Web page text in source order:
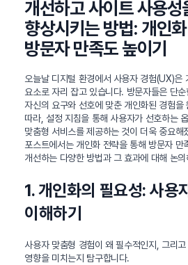
개선하고 사이트 사용성
향상시키는 방법: 개인
방문자 만족도 높이기
오늘날 디지털 환경에서 사용자 경험(UX)은
요소로 자리 잡고 있습니다. 방문자들은 단순
자신의 요구와 선호에 맞춘 개인화된 경험을
따라, 설정 지침을 통해 사용자가 선호하는
맞춤형 서비스를 제공하는 것이 더욱 중요해
포스트에서는 개인화 전략을 통해 방문자
개선하는 다양한 방법과 그 효과에 대해 논
1. 개인화의 필요성: 사용
이해하기
사용자 맞춤형 경험이 왜 필수적인지, 그리
영향을 미치는지 탐구합니다.